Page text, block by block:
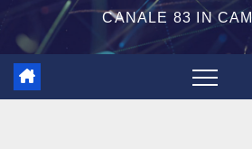
CANALE 83 IN